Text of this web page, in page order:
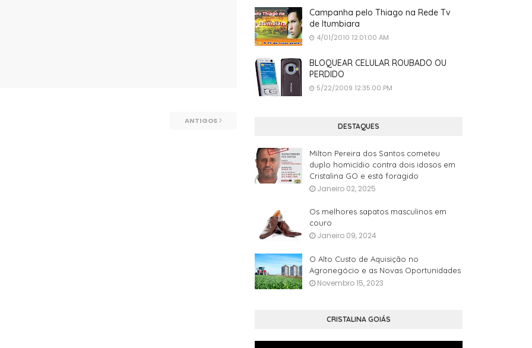
ANTIGOS
Campanha pelo Thiago na Rede Tv
de Itumbiara
4/01/2010 12:01:00 AM
BLOQUEAR CELULAR ROUBADO OU
PERDIDO
5/22/2009 12:35:00 PM
DESTAQUES
Milton Pereira dos Santos cometeu
duplo homicídio contra dois idosos em
Cristalina GO e está foragido
Janeiro 02, 2025
Os melhores sapatos masculinos em
couro
Janeiro 09, 2024
O Alto Custo de Aquisição no
Agronegócio e as Novas Oportunidades
Novembro 15, 2023
CRISTALINA GOIÁS